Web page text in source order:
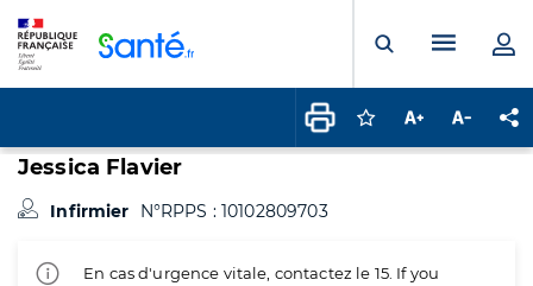
Ouvrir laMenu
Connectez-vous
Augmenter la
Jessica Flavier
Infirmier N°RPPS : 10102809703
En cas d'urgence vitale, contactez le 15. If you